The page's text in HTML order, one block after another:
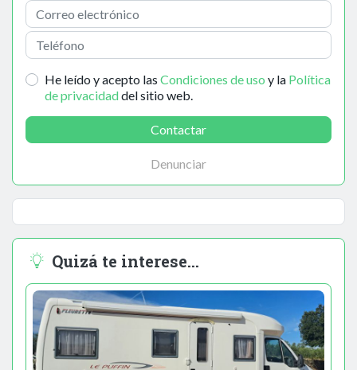
He leído y acepto las Condiciones de uso y la Política
de privacidaddel sitio web.
Contactar
Denunciar
Quizá te interese...